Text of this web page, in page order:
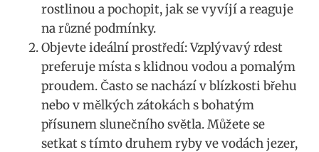
rostlinou ​a pochopit, ‍jak‌ se ⁢vyvíjí a‌ reaguje
na různé podmínky.
Objevte ideální prostředí: Vzplývavý rdest
preferuje​ místa s klidnou vodou ⁢a pomalým
⁤proudem. Často se ⁣nachází v blízkosti břehu⁢
nebo​ v⁤ mělkých zátokách s bohatým
přísunem ‌slunečního světla. ⁣Můžete se
setkat⁤ s⁢ tímto druhem ryby ⁢ve vodách jezer,